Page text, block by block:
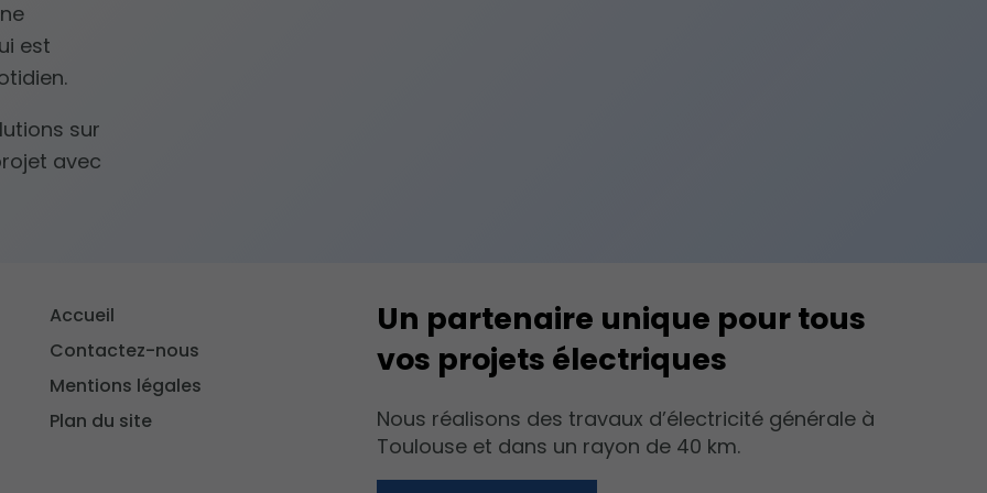
est
sur
avec
Accueil
Contactez-nous
Mentions légales
Plan du site
Un partenaire unique pour tous
vos projets électriques
Nous réalisons des travaux d’électricité générale à
Toulouse et dans un rayon de 40 km.